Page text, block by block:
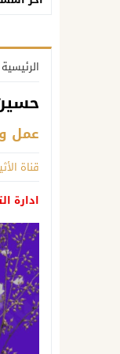
الرئيسية
حسين
عمل
قناة
ادارة